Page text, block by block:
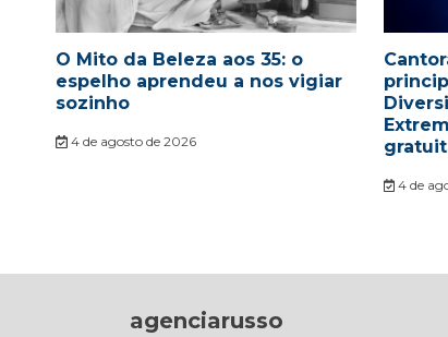
O Mito da Beleza aos 35: o
espelho aprendeu a nos vigiar
sozinho
4 de agosto de 2026
4 de
agenciarusso